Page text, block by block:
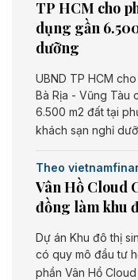
TP HCM cho
dụng gần
dưỡng
UBND TP HCM
Bà Rịa - Vũng Tàu
6.500 m2 đất tại
khách sạn nghỉ
Theo
Vân Hồ Cloud
đồng làm khu
Dự án Khu đô thị
có quy mô đầu tư
phần Vân Hồ